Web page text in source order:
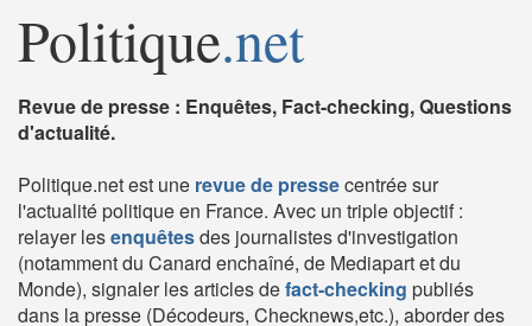
Politique.net
Revue de presse : Enquêtes, Fact-checking, Questions
d'actualité.
Politique.net est une revue de pressecentrée sur
l'actualité politique en France. Avec un triple objectif :
relayer lesenquêtesdes journalistes d'investigation
(notamment du Canard enchaîné, de Mediapart et du
Monde), signaler les articles defact-checking publiés
dans la presse (Décodeurs, Checknews,etc.), aborder des